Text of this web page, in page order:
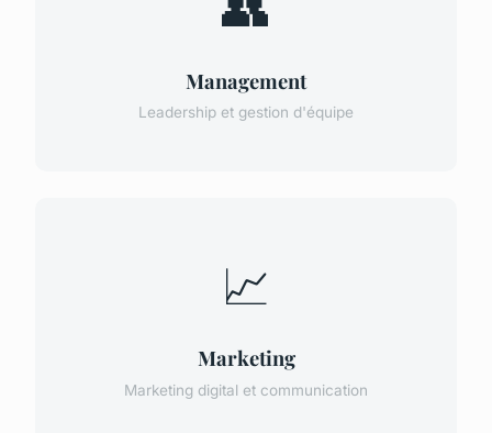
Management
Leadership et gestion d'équipe
📈
Marketing
Marketing digital et communication